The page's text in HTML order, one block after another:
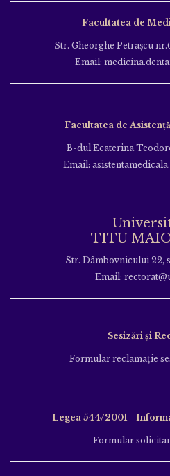
Facultatea de
Str. Gheorghe Petraşcu
Email:
Facultatea de
B-dul Ecaterina
Email:
TITU
Str. Dâmbovnicului 22,
Email:
Sesizări și
Formular reclamație
Legea 544/2001 -
Formular